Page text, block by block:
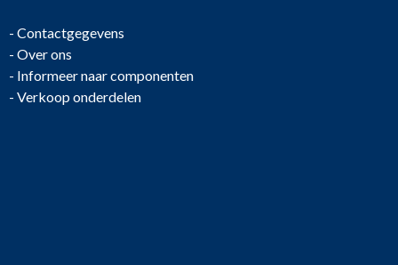
- Contactgegevens
- Over ons
- Informeer naar componenten
- Verkoop onderdelen